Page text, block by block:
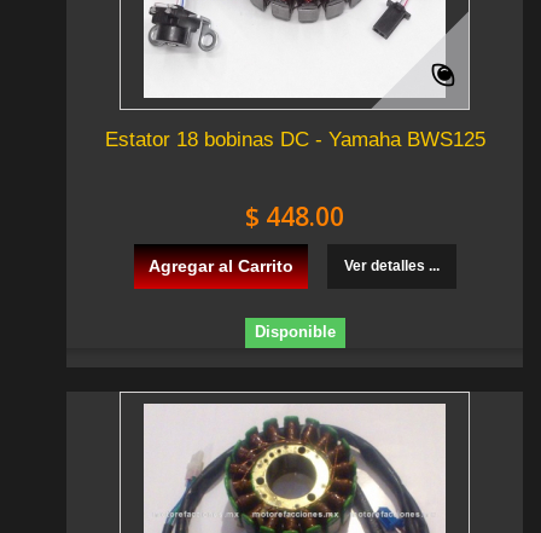
Estator 18 bobinas DC - Yamaha BWS125
$ 448.00
Agregar al Carrito Ver detalles ...
Disponible